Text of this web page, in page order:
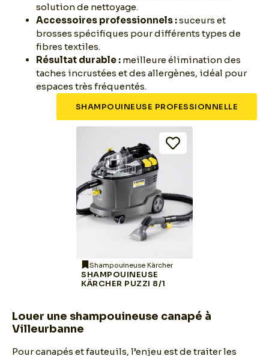
solution de nettoyage.
Accessoires professionnels :suceurs et
brosses spécifiques pour différents types de
fibres textiles.
Résultat durable : meilleure élimination des
taches incrustées et des allergènes, idéal pour
espaces très fréquentés.
SHAMPOUINEUSE PROFESSIONNELLE
Shampouineuse Kärcher
SHAMPOUINEUSE
KÄRCHER PUZZI 8/1
Louer une shampouineuse canapé à
Villeurbanne
Pour canapés et fauteuils, l’enjeu est de traiter les